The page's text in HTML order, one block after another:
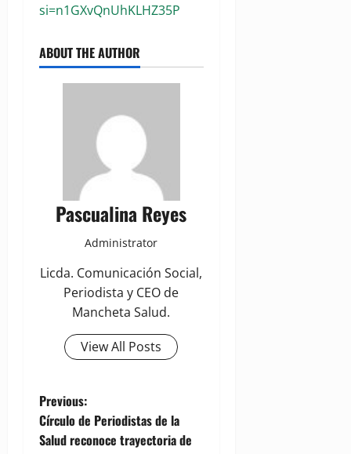
si=n1GXvQnUhKLHZ35P
ABOUT THE AUTHOR
Pascualina Reyes
Administrator
Licda. Comunicación Social,
Periodista y CEO de
Mancheta Salud.
View All Posts
P
o
Previous:
Círculo de Periodistas de la
Salud reconoce trayectoria de